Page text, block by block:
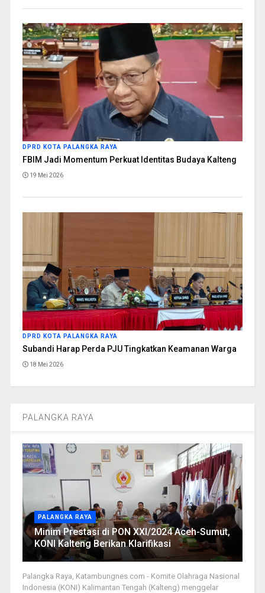
DPRD KOTA PALANGKA RAYA
FBIM Jadi Momentum Perkuat Identitas Budaya Kalteng
19 Mei 2026
DPRD KOTA PALANGKA RAYA
Subandi Harap Perda PJU Tingkatkan Keamanan Warga
18 Mei 2026
PALANGKA RAYA
PALANGKA RAYA
Minim Prestasi di PON XXI/2024 Aceh-Sumut,
KONI Kalteng Berikan Klarifikasi
Palangka Raya, Katambungnes.com - Komite Olahraga Nasional
Indonesia (KONI) Kalimantan Tengah (Kalteng) menggelar